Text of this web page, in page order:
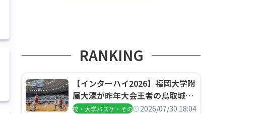
RANKING
【インターハイ2026】福岡大学附
属大濠が昨年大会王者の鳥取城北
を撃破、大阪薫英女学院は岐阜女
高校・大学バスケ・その他2026/07/30 18:04